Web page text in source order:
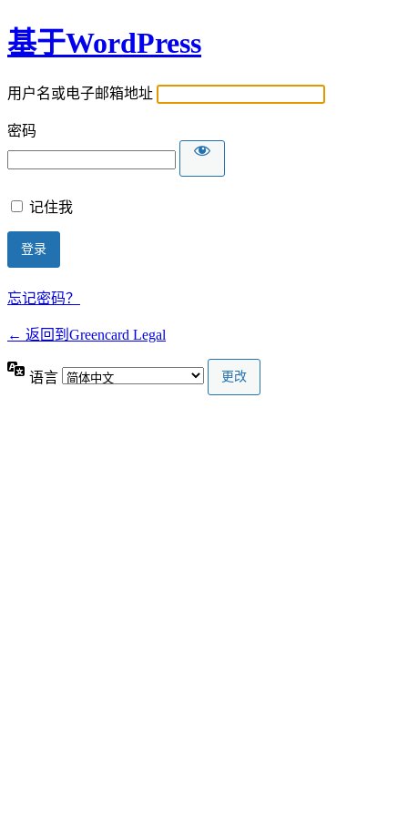
基于WordPress
用户名或电子邮箱地址
密码
记住我
忘记密码？
← 返回到Greencard Legal
语言